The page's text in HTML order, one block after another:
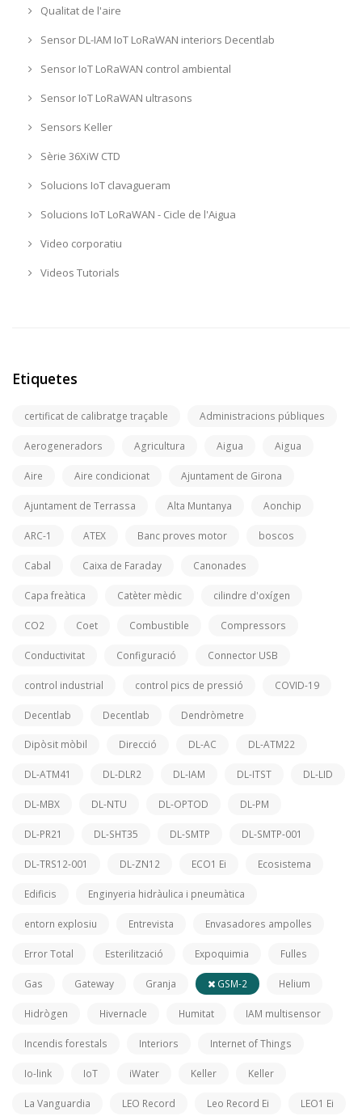
Qualitat de l'aire
Sensor DL-IAM IoT LoRaWAN interiors Decentlab
Sensor IoT LoRaWAN control ambiental
Sensor IoT LoRaWAN ultrasons
Sensors Keller
Sèrie 36XiW CTD
Solucions IoT clavagueram
Solucions IoT LoRaWAN - Cicle de l'Aigua
Video corporatiu
Videos Tutorials
Etiquetes
certificat de calibratge traçable Administracions públiques
Aerogeneradors Agricultura Aigua Aigua
Aire Aire condicionat Ajuntament de Girona
Ajuntament de Terrassa Alta Muntanya Aonchip
ARC-1 ATEX Banc proves motor boscos
Cabal Caixa de Faraday Canonades
Capa freàtica Catèter mèdic cilindre d'oxígen
CO2 Coet Combustible Compressors
Conductivitat Configuració Connector USB
control industrial control pics de pressió COVID-19
Decentlab Decentlab Dendròmetre
Dipòsit mòbil Direcció DL-AC DL-ATM22
DL-ATM41 DL-DLR2 DL-IAM DL-ITST DL-LID
DL-MBX DL-NTU DL-OPTOD DL-PM
DL-PR21 DL-SHT35 DL-SMTP DL-SMTP-001
DL-TRS12-001 DL-ZN12 ECO1 Ei Ecosistema
Edificis Enginyeria hidràulica i pneumàtica
entorn explosiu Entrevista Envasadores ampolles
Error Total Esterilització Expoquimia Fulles
Gas Gateway Granja GSM-2 Helium
Hidrògen Hivernacle Humitat IAM multisensor
Incendis forestals Interiors Internet of Things
Io-link IoT iWater Keller Keller
La Vanguardia LEO Record Leo Record Ei LEO1 Ei